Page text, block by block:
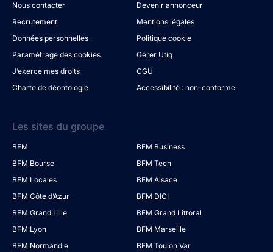
Nous contacter
Devenir annonceur
Recrutement
Mentions légales
Données personnelles
Politique cookie
Paramétrage des cookies
Gérer Utiq
J’exerce mes droits
CGU
Charte de déontologie
Accessibilité : non-conforme
Les sites du groupe
BFM
BFM Business
BFM Bourse
BFM Tech
BFM Locales
BFM Alsace
BFM Côte d’Azur
BFM DICI
BFM Grand Lille
BFM Grand Littoral
BFM Lyon
BFM Marseille
BFM Normandie
BFM Toulon Var